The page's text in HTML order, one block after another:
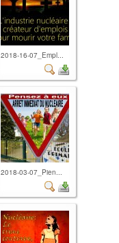
2018-16-07_Empl...
2018-03-07_Pien...